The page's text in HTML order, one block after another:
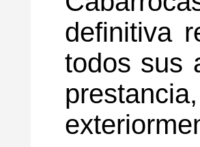
definitiva
todos sus